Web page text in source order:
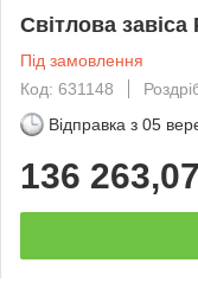
Світлова
Під замовлення
Код: 631148
Відправка з 05
136 263,07